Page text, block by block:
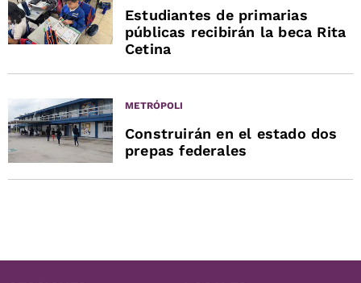
Estudiantes de primarias
públicas recibirán la beca Rita
Cetina
METRÓPOLI
Construirán en el estado dos
prepas federales